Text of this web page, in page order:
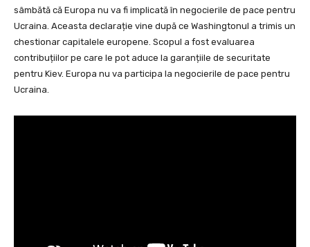
sâmbătă că Europa nu va fi implicată în negocierile de pace pentru
Ucraina. Aceasta declarație vine după ce Washingtonul a trimis un
chestionar capitalele europene. Scopul a fost evaluarea
contribuțiilor pe care le pot aduce la garanțiile de securitate
pentru Kiev. Europa nu va participa la negocierile de pace pentru
Ucraina.